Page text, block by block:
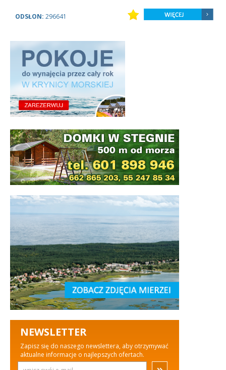
ODSŁON: 296641
NEWSLETTER
Zapisz się do naszego newslettera, aby otrzymywać
aktualne informacje o najlepszych ofertach.